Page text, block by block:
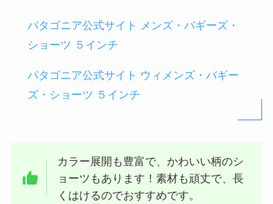
パタゴニア公式サイト メンズ・バギーズ・
ショーツ ５インチ
パタゴニア公式サイト ウィメンズ・バギー
ズ・ショーツ ５インチ
カラー展開も豊富で、かわいい柄のシ
ョーツもあります！素材も頑丈で、長
くはけるのでおすすめです。